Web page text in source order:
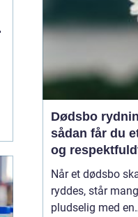
Dødsbo
sådan får du
og
forløb
Når et dødsbo
ryddes, står
pludselig med en